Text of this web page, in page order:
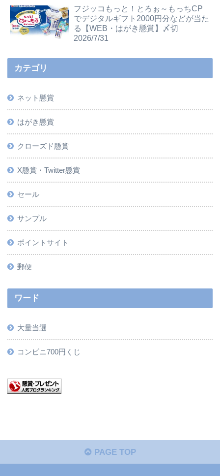
フジッコもっと！とろぉ～もっちCP
でデジタルギフト2000円分などが当た
る【WEB・はがき懸賞】〆切
2026/7/31
カテゴリ
ネット懸賞
はがき懸賞
クローズド懸賞
X懸賞・Twitter懸賞
セール
サンプル
ポイントサイト
郵便
ワード
大量当選
コンビニ700円くじ
PAGE TOP